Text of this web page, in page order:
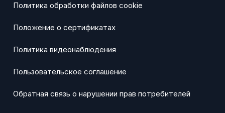
Политика обработки файлов cookie
Положение о сертификатах
Политика видеонаблюдения
Пользовательское соглашение
Обратная связь о нарушении прав потребителей